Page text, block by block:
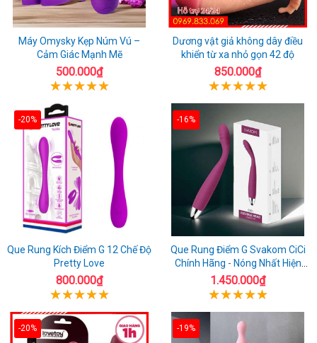
Máy Omysky Kẹp Núm Vú –
Cảm Giác Mạnh Mẽ
500.000₫
Dương vật giả không dây điều
khiển từ xa nhỏ gọn 42 độ
850.000₫
-20%
Que Rung Kích Điểm G 12 Chế Độ
Pretty Love
800.000₫
-16%
Que Rung Điểm G Svakom CiCi
Chính Hãng - Nóng Nhất Hiện
Nay
1.450.000₫
-20% -19%